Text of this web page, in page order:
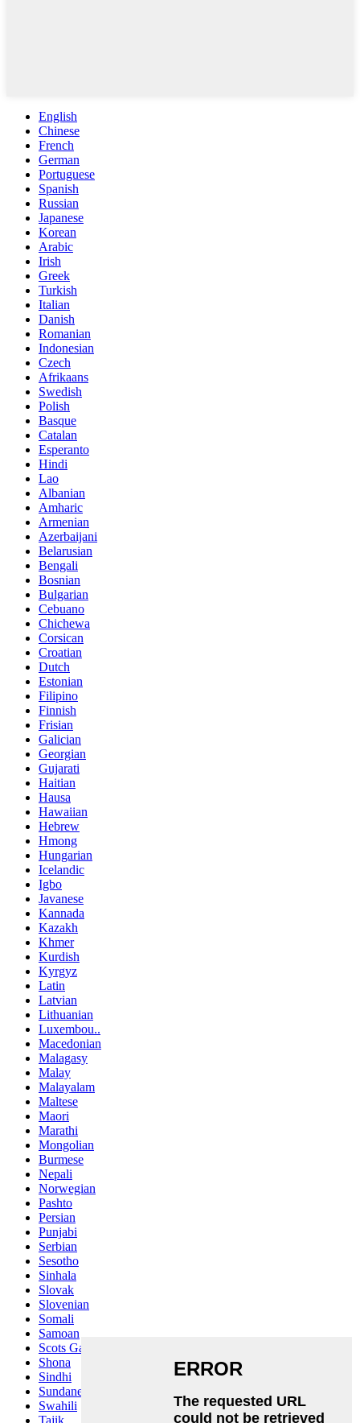
English
Chinese
French
German
Portuguese
Spanish
Russian
Japanese
Korean
Arabic
Irish
Greek
Turkish
Italian
Danish
Romanian
Indonesian
Czech
Afrikaans
Swedish
Polish
Basque
Catalan
Esperanto
Hindi
Lao
Albanian
Amharic
Armenian
Azerbaijani
Belarusian
Bengali
Bosnian
Bulgarian
Cebuano
Chichewa
Corsican
Croatian
Dutch
Estonian
Filipino
Finnish
Frisian
Galician
Georgian
Gujarati
Haitian
Hausa
Hawaiian
Hebrew
Hmong
Hungarian
Icelandic
Igbo
Javanese
Kannada
Kazakh
Khmer
Kurdish
Kyrgyz
Latin
Latvian
Lithuanian
Luxembou..
Macedonian
Malagasy
Malay
Malayalam
Maltese
Maori
Marathi
Mongolian
Burmese
Nepali
Norwegian
Pashto
Persian
Punjabi
Serbian
Sesotho
Sinhala
Slovak
Slovenian
Somali
Samoan
Scots Gaelic
Shona
Sindhi
Sundanese
Swahili
Tajik